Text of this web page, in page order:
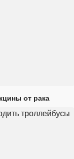
от рака